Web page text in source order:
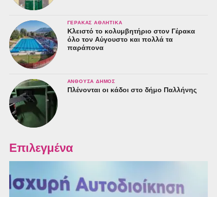
ΓΈΡΑΚΑΣ ΑΘΛΗΤΙΚΆ
Κλειστό το κολυμβητήριο στον Γέρακα
όλο τον Αύγουστο και πολλά τα
παράπονα
ΑΝΘΟΎΣΑ ΔΉΜΟΣ
Πλένονται οι κάδοι στο δήμο Παλλήνης
Επιλεγμένα